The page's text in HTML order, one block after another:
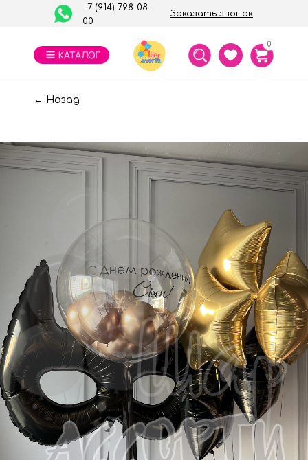
Заказать звонок
+7 (914) 798-08-
00
0
← Назад